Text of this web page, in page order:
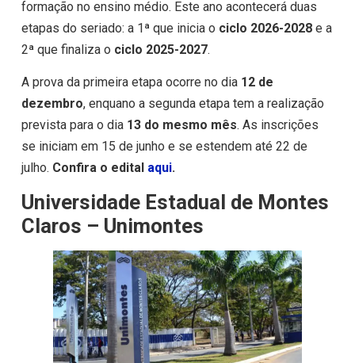
formação no ensino médio. Este ano acontecerá duas
etapas do seriado: a 1ª que inicia o ciclo 2026-2028e a
2ª que finaliza o ciclo 2025-2027.
A prova da primeira etapa ocorre no dia 12 de
dezembro, enquano a segunda etapa tem a realização
prevista para o dia 13 do mesmo mês. As inscrições
se iniciam em 15 de junho e se estendem até 22 de
julho. Confira o edital aqui.
Universidade Estadual de Montes
Claros – Unimontes